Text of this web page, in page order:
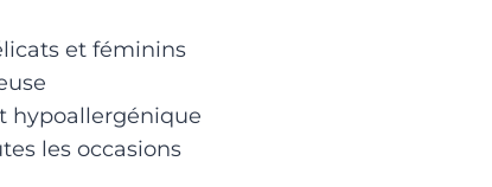
et féminins
hypoallergénique
les occasions